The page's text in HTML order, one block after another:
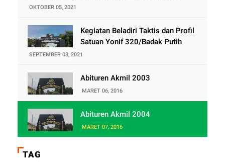
OKTOBER 05, 2021
Kegiatan Beladiri Taktis dan Profil
Satuan Yonif 320/Badak Putih
SEPTEMBER 03, 2021
Abituren Akmil 2003
MARET 06, 2016
Abituren Akmil 2004
MARET 07, 2016
TAG